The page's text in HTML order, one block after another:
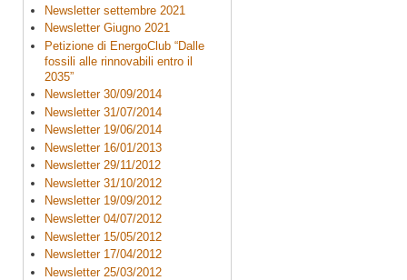
Newsletter settembre 2021
Newsletter Giugno 2021
Petizione di EnergoClub “Dalle
fossili alle rinnovabili entro il
2035”
Newsletter 30/09/2014
Newsletter 31/07/2014
Newsletter 19/06/2014
Newsletter 16/01/2013
Newsletter 29/11/2012
Newsletter 31/10/2012
Newsletter 19/09/2012
Newsletter 04/07/2012
Newsletter 15/05/2012
Newsletter 17/04/2012
Newsletter 25/03/2012